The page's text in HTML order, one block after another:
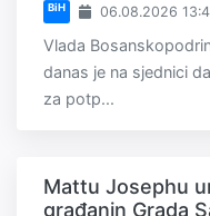
BiH 06.08.2026
Vlada
danas je na sjednici
za potp...
Mattu Josephu
građanin Grada